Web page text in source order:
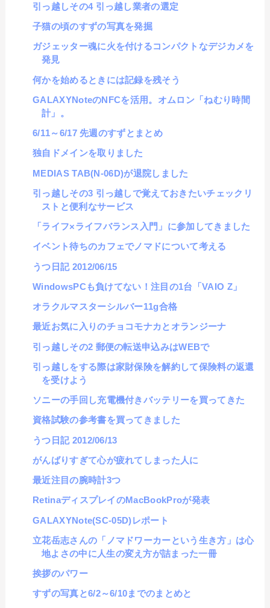
引っ越しその4 引っ越し業者の選定
子猫の頃のすずの写真を発掘
ガジェッター魂に火を付けるコンパクトなデジカメを
発見
何かを始めるときには記録を残そう
GALAXYNoteのNFCを活用。オムロン「ねむり時間
計」。
6/11～6/17 先週のすずとまとめ
独自ドメインを取りました
MEDIAS TAB(N-06D)が退院しました
引っ越しその3 引っ越しで覚えておきたいチェックリ
ストと便利なサービス
「ライフ×ライフバランス入門」に参加してきました
イベント待ちのカフェでノマドについて考える
うつ日記 2012/06/15
WindowsPCも負けてない！注目の1台「VAIO Z」
オラクルマスターシルバー11g合格
最近お気に入りのチョコモナカとオランジーナ
引っ越しその2 郵便の転送申込みはWEBで
引っ越しをする際は家財保険を解約して保険料の返還
を受けよう
ソニーの手回し充電機付きバッテリーを買ってきた
資格試験の参考書を買ってきました
うつ日記 2012/06/13
がんばりすぎて心が疲れてしまった人に
最近注目の腕時計3つ
RetinaディスプレイのMacBookProが発表
GALAXYNote(SC-05D)レポート
立花岳志さんの「ノマドワーカーという生き方」は心
地よさの中に人生の変え方が詰まった一冊
挨拶のパワー
すずの写真と6/2～6/10までのまとめと